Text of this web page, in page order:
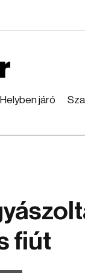
Helyben járó
fiút